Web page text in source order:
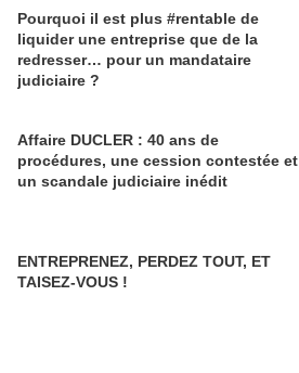
Pourquoi il est plus #rentable de
liquider une entreprise que de la
redresser… pour un mandataire
judiciaire ?
Affaire DUCLER : 40 ans de
procédures, une cession contestée et
un scandale judiciaire inédit
ENTREPRENEZ, PERDEZ TOUT, ET
TAISEZ-VOUS !